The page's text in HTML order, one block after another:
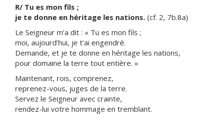
R/ Tu es mon fils ;
je te donne en héritage les nations. (cf. 2, 7b.8a)
Le Seigneur m’a dit : « Tu es mon fils ;
moi, aujourd’hui, je t’ai engendré.
Demande, et je te donne en héritage les nations,
pour domaine la terre tout entière. »
Maintenant, rois, comprenez,
reprenez-vous, juges de la terre.
Servez le Seigneur avec crainte,
rendez-lui votre hommage en tremblant.